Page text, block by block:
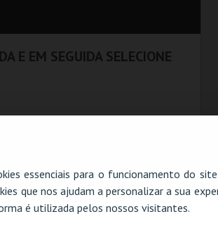
essenciais para o funcionamento do
que nos ajudam a personalizar a sua
é utilizada pelos nossos visitantes.
E EM SEGUIDA SELECIONE
SEGUINTE
cartão, este deixou de estar disponível